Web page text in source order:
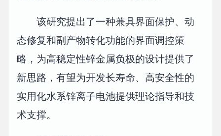
该研究提出了一种兼具界面保护、动
态修复和副产物转化功能的界面调控策
略，为高稳定性锌金属负极的设计提供了
新思路，有望为开发长寿命、高安全性的
实用化水系锌离子电池提供理论指导和技
术支撑。